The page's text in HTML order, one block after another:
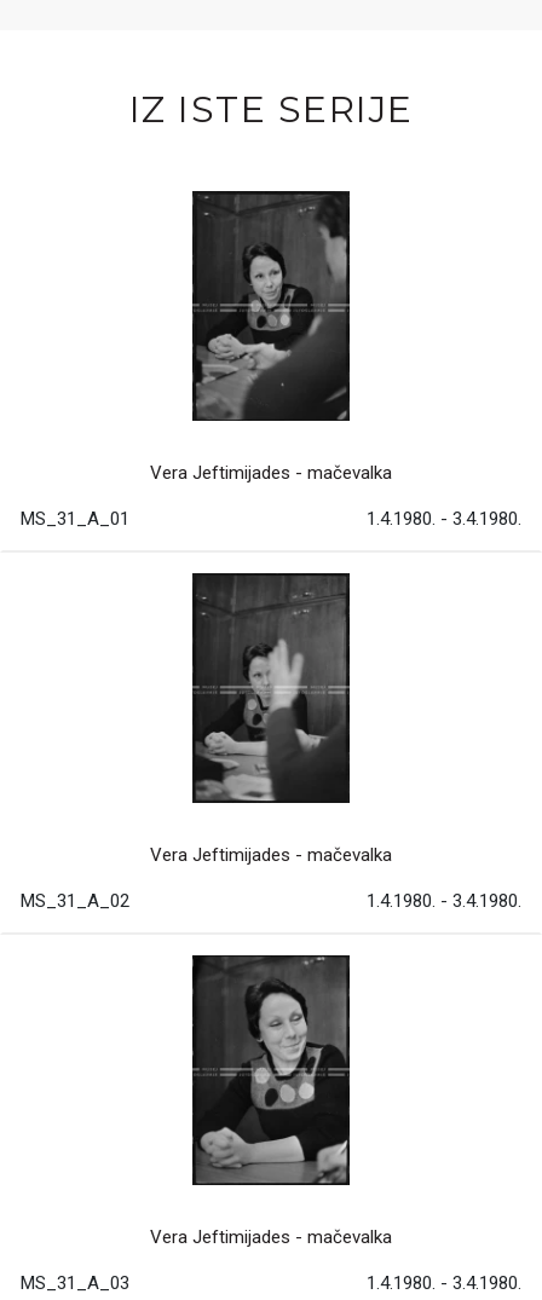
IZ ISTE SERIJE
Vera Jeftimijades - mačevalka
MS_31_A_01 1.4.1980. - 3.4.1980.
Vera Jeftimijades - mačevalka
MS_31_A_02 1.4.1980. - 3.4.1980.
Vera Jeftimijades - mačevalka
MS_31_A_03 1.4.1980. - 3.4.1980.